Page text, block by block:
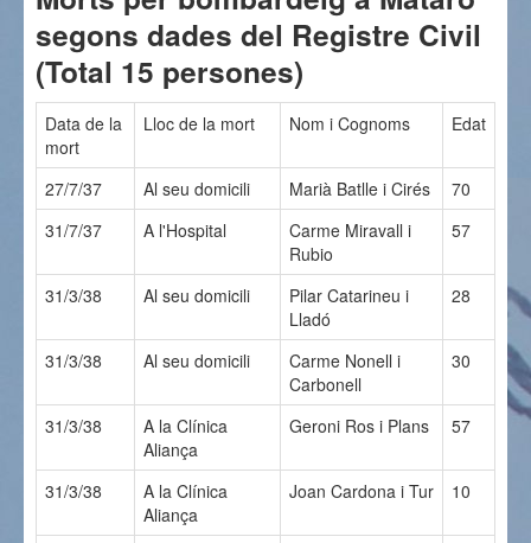
segons dades del Registre Civil
(Total 15 persones)
Data de la
mort
Lloc de la mort Nom i Cognoms Edat
27/7/37 Al seu domicili Marià Batlle i Cirés
70
31/7/37
A l'Hospital
Carme Miravall i
Rubio
57
31/3/38 Al seu domicili
Pilar Catarineu i
Lladó
28
31/3/38 Al seu domicili
Carme Nonell i
Carbonell
30
31/3/38
A la Clínica
Aliança
Geroni Ros i Plans 57
31/3/38
A la Clínica
Aliança
Joan Cardona i Tur 10